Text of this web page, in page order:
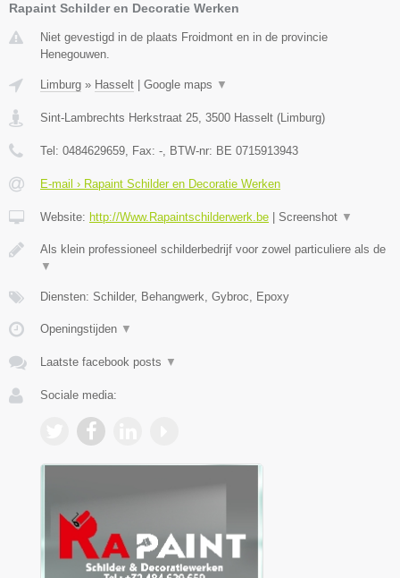
Rapaint Schilder en Decoratie Werken
Niet gevestigd in de plaats Froidmont en in de provincie
Henegouwen.
Limburg » Hasselt Google maps ▼
Sint-Lambrechts Herkstraat 25, 3500 Hasselt (Limburg)
Tel: 0484629659, Fax: -, BTW-nr: BE 0715913943
E-mail › Rapaint Schilder en Decoratie Werken
Website: http://Www.Rapaintschilderwerk.be Screenshot ▼
Als klein professioneel schilderbedrijf voor zowel particuliere als de
▼
Diensten: Schilder, Behangwerk, Gybroc, Epoxy
Openingstijden ▼
Laatste facebook posts ▼
Sociale media: